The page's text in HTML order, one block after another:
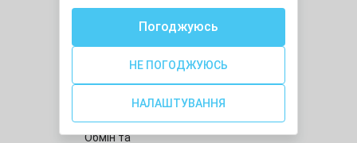
Новини
Співправця
Обмін та
Погоджуюсь
НЕ ПОГОДЖУЮСЬ
НАЛАШТУВАННЯ